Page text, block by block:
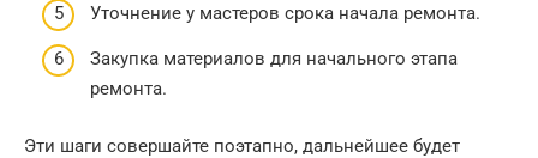
Уточнение у мастеров срока начала ремонта.
Закупка материалов для начального этапа
ремонта.
Эти шаги совершайте поэтапно, дальнейшее будет